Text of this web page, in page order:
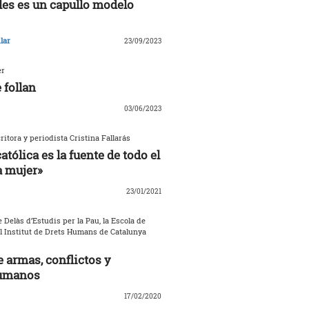
es un capullo modelo
23/09/2023
follan
03/06/2023
y periodista Cristina Fallarás
es la fuente de todo el
mujer»
23/01/2021
d’Estudis per la Pau, la Escola de
Institut de Drets Humans de Catalunya
armas, conflictos y
17/02/2020